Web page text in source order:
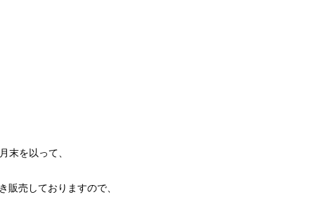
末を以って、
売しておりますので、